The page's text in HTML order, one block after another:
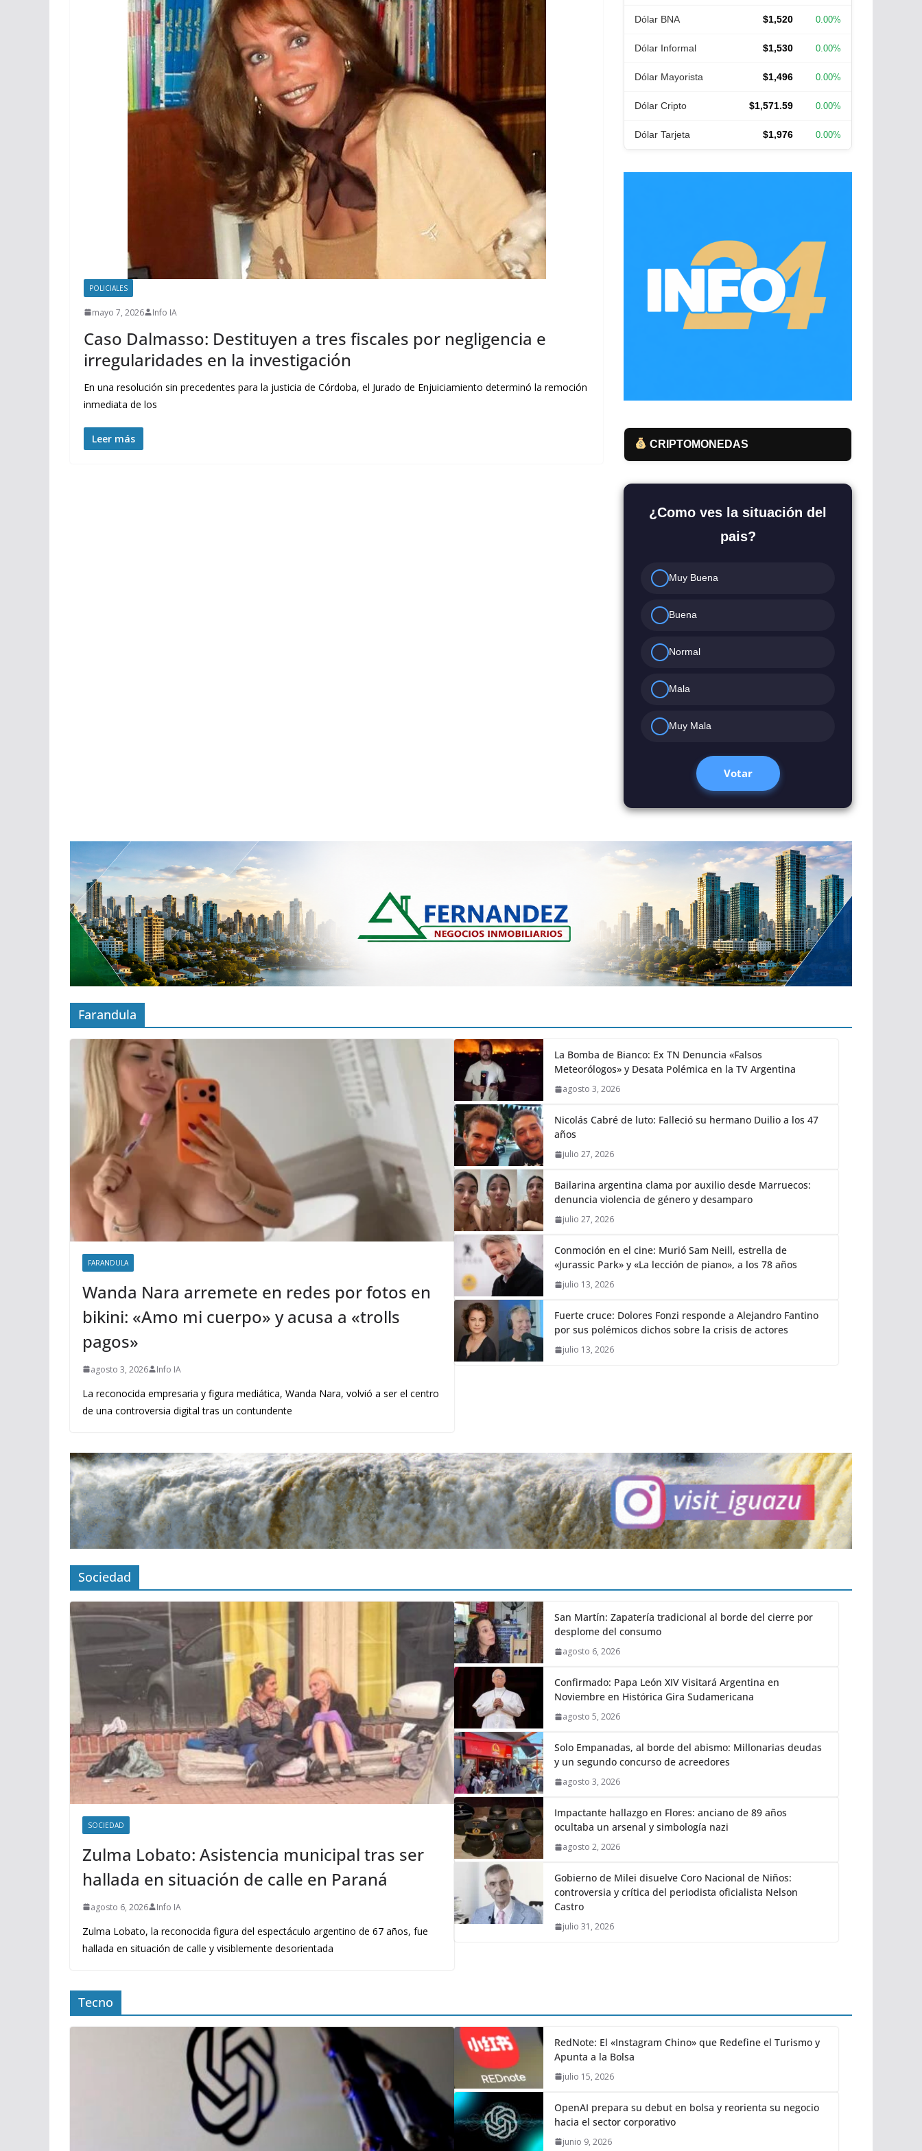
POLICIALES
mayo 7, 2026 Info IA
Caso Dalmasso: Destituyen a tres fiscales por negligencia e
irregularidades en la investigación
En una resolución sin precedentes para la justicia de Córdoba, el Jurado de Enjuiciamiento determinó la remoción
inmediata de los
Leer más
Dólar BNA $1,520 0.00%
Dólar Informal $1,530 0.00%
Dólar Mayorista $1,496 0.00%
Dólar Cripto $1,571.59 0.00%
Dólar Tarjeta $1,976 0.00%
CRIPTOMONEDAS
¿Como ves la situación del
pais?
Muy Buena
Buena
Normal
Mala
Muy Mala
Votar
Farandula
FARANDULA
Wanda Nara arremete en redes por fotos en
bikini: «Amo mi cuerpo» y acusa a «trolls
pagos»
agosto 3, 2026 Info IA
La reconocida empresaria y figura mediática, Wanda Nara, volvió a ser el centro
de una controversia digital tras un contundente
La Bomba de Bianco: Ex TN Denuncia «Falsos
Meteorólogos» y Desata Polémica en la TV Argentina
agosto 3, 2026
Nicolás Cabré de luto: Falleció su hermano Duilio a los 47
años
julio 27, 2026
Bailarina argentina clama por auxilio desde Marruecos:
denuncia violencia de género y desamparo
julio 27, 2026
Conmoción en el cine: Murió Sam Neill, estrella de
«Jurassic Park» y «La lección de piano», a los 78 años
julio 13, 2026
Fuerte cruce: Dolores Fonzi responde a Alejandro Fantino
por sus polémicos dichos sobre la crisis de actores
julio 13, 2026
Sociedad
SOCIEDAD
Zulma Lobato: Asistencia municipal tras ser
hallada en situación de calle en Paraná
agosto 6, 2026 Info IA
Zulma Lobato, la reconocida figura del espectáculo argentino de 67 años, fue
hallada en situación de calle y visiblemente desorientada
San Martín: Zapatería tradicional al borde del cierre por
desplome del consumo
agosto 6, 2026
Confirmado: Papa León XIV Visitará Argentina en
Noviembre en Histórica Gira Sudamericana
agosto 5, 2026
Solo Empanadas, al borde del abismo: Millonarias deudas
y un segundo concurso de acreedores
agosto 3, 2026
Impactante hallazgo en Flores: anciano de 89 años
ocultaba un arsenal y simbología nazi
agosto 2, 2026
Gobierno de Milei disuelve Coro Nacional de Niños:
controversia y crítica del periodista oficialista Nelson
Castro
julio 31, 2026
Tecno
RedNote: El «Instagram Chino» que Redefine el Turismo y
Apunta a la Bolsa
julio 15, 2026
OpenAI prepara su debut en bolsa y reorienta su negocio
hacia el sector corporativo
junio 9, 2026